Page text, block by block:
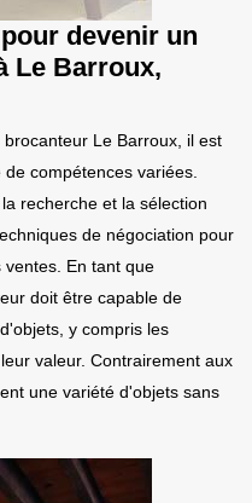
devenir un
Le Barroux,
Le Barroux, il est
compétences variées.
recherche et la sélection
de négociation pour
En tant que
doit être capable de
y compris les
valeur. Contrairement aux
une variété d'objets sans